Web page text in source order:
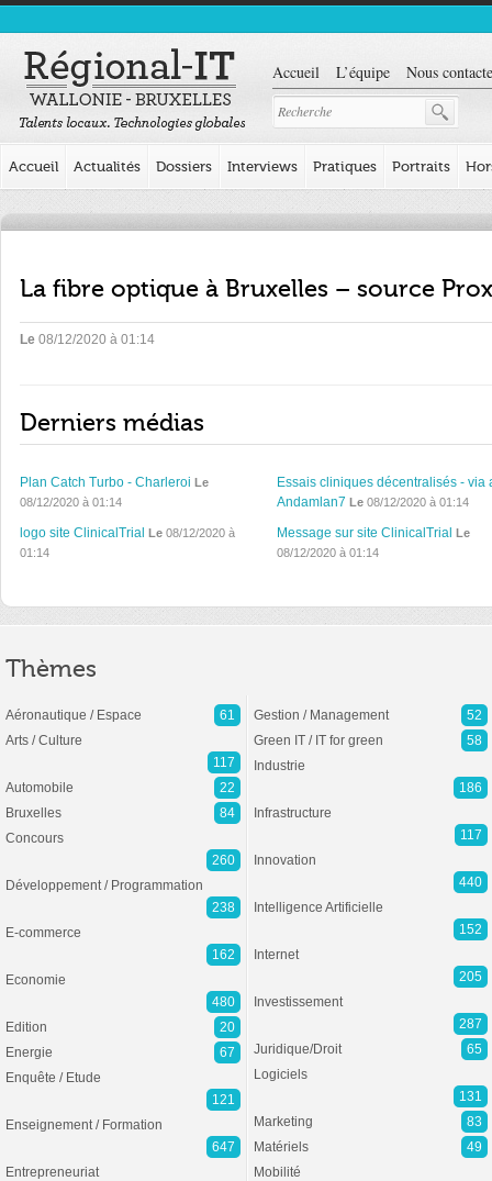
Accueil L’équipe Nous
Accueil Actualités Dossiers Interviews Pratiques Portraits
La fibre optique à Bruxelles – source
Le 08/12/2020 à 01:14
Derniers médias
Plan Catch Turbo - Charleroi Le
08/12/2020 à 01:14
Essais cliniques décentralisés - via
Andamlan7 Le08/12/2020 à 01:14
logo site ClinicalTrial Le 08/12/2020 à
01:14
Message sur site ClinicalTrial Le
08/12/2020 à 01:14
Thèmes
Aéronautique / Espace
61
Arts / Culture
117
Automobile
22
Bruxelles
84
Concours
260
Développement / Programmation
238
E-commerce
162
Economie
480
Edition
20
Energie
67
Enquête / Etude
121
Enseignement / Formation
647
Entrepreneuriat
Gestion / Management
52
Green IT / IT for green
58
Industrie
186
Infrastructure
117
Innovation
440
Intelligence Artificielle
152
Internet
205
Investissement
287
Juridique/Droit
65
Logiciels
131
Marketing
83
Matériels
49
Mobilité